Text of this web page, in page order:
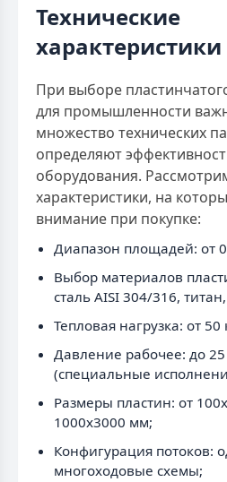
Технические
характеристики
При выборе
для промышленности
множество технических
определяют
оборудования.
характеристики, на
внимание при покупке:
Диапазон площадей: от
Выбор материалов
сталь AISI 304/316,
Тепловая нагрузка: от
Давление рабочее: до
(специальные
Размеры пластин: от
1000x3000 мм;
Конфигурация потоков:
многоходовые схемы;